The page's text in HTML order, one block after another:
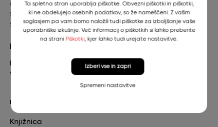
Gerbičeva 60
SI-1000 Ljubljana
Slovenija
Dežurni veterinar
Nujna veterinarska pomoč za pse in mačke in
telefonska številka stalne pripravljenosti.
PREBERI VEČ
Knjižnica
Ta spletna stran uporablja piškotke. Obvezni piškotki in piškotki,
ki ne obdelujejo osebnih podatkov, so že nameščeni. Z vašim
soglasjem pa vam bomo naložili tudi piškotke za izboljšanje vaše
uporabniške izkušnje. Več informacij o piškotkih si lahko preberite
na strani Piškotki, kjer lahko tudi urejate nastavitve.
Spremeni nastavitve
Izberi vse in zapri